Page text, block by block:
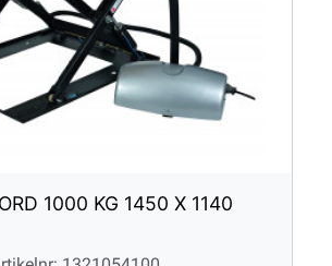
1000 KG 1450 X 1140